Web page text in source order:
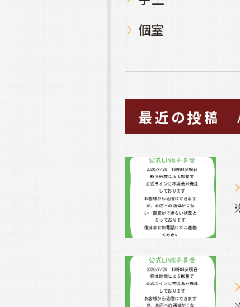
個室
最近の投稿